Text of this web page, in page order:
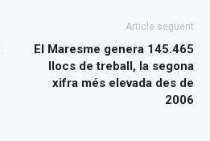
Article següent
El Maresme genera 145.465
llocs de treball, la segona
xifra més elevada des de
2006